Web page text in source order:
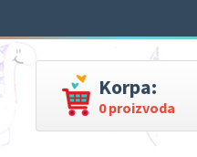
Korpa:
0 proizvoda